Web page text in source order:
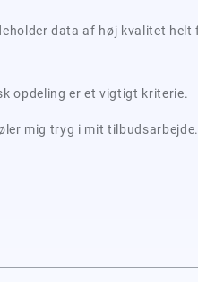
data af høj kvalitet helt
opdeling er et vigtigt kriterie.
mig tryg i mit tilbudsarbejde.